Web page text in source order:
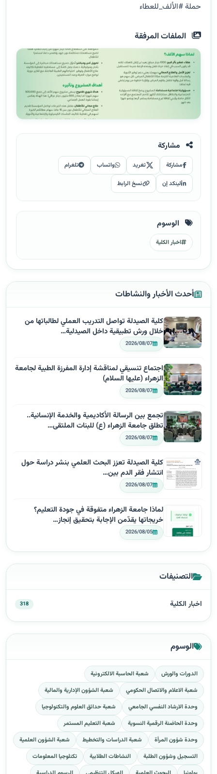
حملة #الألف_للعطاء
الملفات المرفقة
مشاركة
مشاركة تغريد واتساب تلغرام
لينكد إن نسخ الرابط
الوسوم
اخبار الكلية
أحدث الأخبار والنشاطات
كلية الصيدلة تواصل التدريب العملي لطالباتها من
خلال ورش تطبيقية داخل الصيدلية…
2026/08/07
اجتماع تنسيقي لمناقشة إدارة المفرزة الطبية لجامعة
الزهراء (عليها السلام)
2026/08/07
تجمع بين الرسالة الأكاديمية والخدمة الإنسانية..
تطلق جامعة الزهراء (ع) للبنات الملتقى…
2026/08/07
كلية الصيدلة تعزز البحث العلمي بنشر دراسة حول
انتشار فقر الدم بين…
2026/08/07
لماذا جامعة الزهراء متفوقة في جودة التعليم؟
خريجاتها يقدّمن الإجابة بتحقيق إنجاز…
2026/08/05
التصنيفات
اخبار الكلية 318
الوسوم
الدورات والورش
شعبة الحاسبة الالكترونية
شعبة الاعلام والاتصال الحكومي
شعبة الشؤون الإدارية والمالية
وحدة الارشاد النفسي الجامعي
شعبة حدائق العلوم والتكنولوجيا
وحدة الحاضنة الرقمية النسوية
شعبة التعليم المستمر
وحدة شؤون المرأة
شعبة الدراسات والتخطيط
شعبة الشؤون العلمية
التسجيل وشؤون الطلبة
النشاطات الطلابية
تكنلوجيا المعلومات